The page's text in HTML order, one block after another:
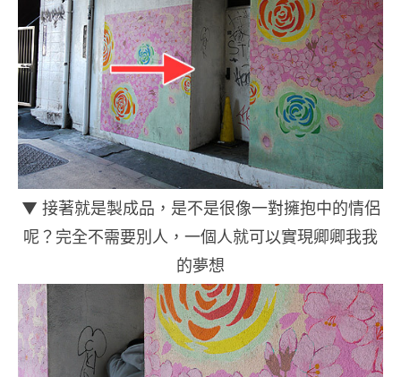
▼ 接著就是製成品，是不是很像一對擁抱中的情侶
呢？完全不需要別人，一個人就可以實現卿卿我我
的夢想